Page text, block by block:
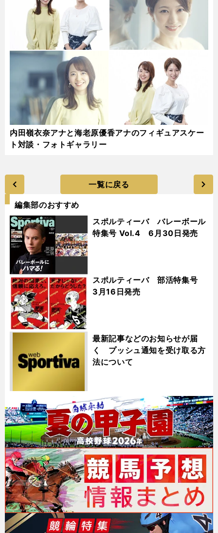
内田嶺衣奈アナと海老原優香アナのフィギュアスケー
ト対談・フォトギャラリー
一覧に戻る
編集部のおすすめ
スポルティーバ バレーボール
特集号 Vol.4 6月30日発売
スポルティーバ 部活特集号
3月16日発売
最新記事などのお知らせが届
く プッシュ通知を受け取る方
法について